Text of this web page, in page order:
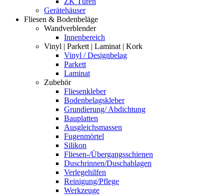
Gerätehäuser
Fliesen & Bodenbeläge
Wandverblender
Innenbereich
Vinyl | Parkett | Laminat | Kork
Vinyl / Designbelag
Parkett
Laminat
Zubehör
Fliesenkleber
Bodenbelagskleber
Grundierung/ Abdichtung
Bauplatten
Ausgleichsmassen
Fugenmörtel
Silikon
Fliesen-/Übergangsschienen
Duschrinnen/Duschablagen
Verlegehilfen
Reinigung/Pflege
Werkzeuge